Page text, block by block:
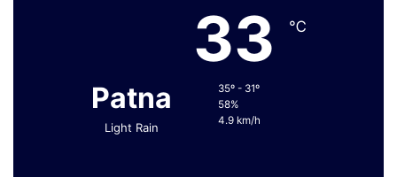
Patna
Light Rain
33 ℃
35º - 31º
58%
4.9 km/h